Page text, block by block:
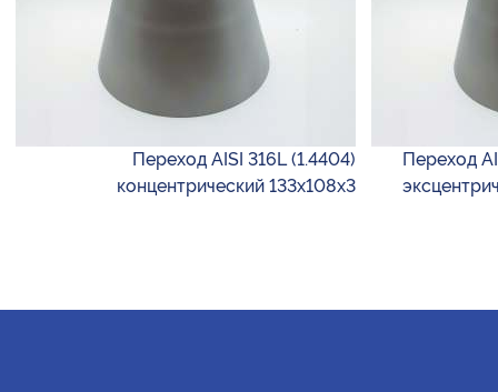
Переход AISI 316L (1.4404)
концентрический 133х108х3
Переход